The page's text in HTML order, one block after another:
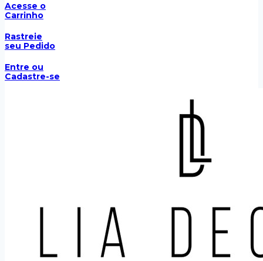
Acesse o
Carrinho
Rastreie
seu Pedido
Entre ou
Cadastre-se